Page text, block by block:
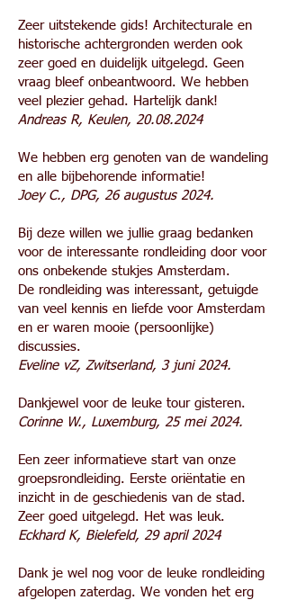
Zeer uitstekende gids! Architecturale en
historische achtergronden werden ook
zeer goed en duidelijk uitgelegd. Geen
vraag bleef onbeantwoord. We hebben
veel plezier gehad. Hartelijk dank!
Andreas R, Keulen, 20.08.2024
We hebben erg genoten van de wandeling
en alle bijbehorende informatie!
Joey C., DPG, 26 augustus 2024.
Bij deze willen we jullie graag bedanken
voor de interessante rondleiding door voor
ons onbekende stukjes Amsterdam.
De rondleiding was interessant, getuigde
van veel kennis en liefde voor Amsterdam
en er waren mooie (persoonlijke)
discussies.
Eveline vZ, Zwitserland, 3 juni 2024.
Dankjewel voor de leuke tour gisteren.
Corinne W., Luxemburg, 25 mei 2024.
Een zeer informatieve start van onze
groepsrondleiding. Eerste oriëntatie en
inzicht in de geschiedenis van de stad.
Zeer goed uitgelegd. Het was leuk.
Eckhard K, Bielefeld, 29 april 2024
Dank je wel nog voor de leuke rondleiding
afgelopen zaterdag. We vonden het erg